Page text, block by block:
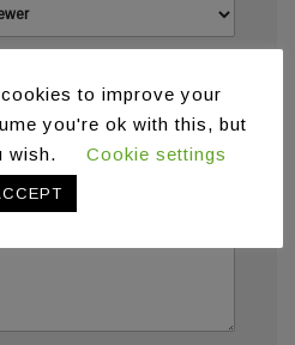
to improve your
you're ok with this, but
wish.
Cookie settings